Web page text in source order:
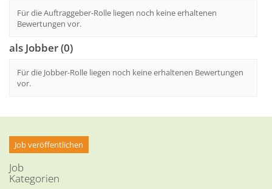
Für die Auftraggeber-Rolle liegen noch keine erhaltenen
Bewertungen vor.
als Jobber (0)
Für die Jobber-Rolle liegen noch keine erhaltenen Bewertungen
vor.
Job veröffentlichen
Job
Kategorien